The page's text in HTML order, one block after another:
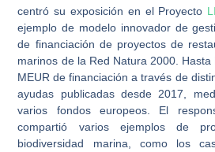
centró su exposición en el Proyecto
ejemplo de modelo innovador de
de financiación de proyectos de
marinos de la Red Natura 2000.
MEUR de financiación a través de
ayudas publicadas desde 2017,
varios fondos europeos. El
compartió varios ejemplos de
biodiversidad marina, como los